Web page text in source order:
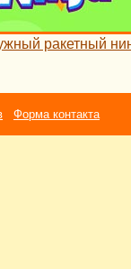
ракетный
Форма контакта